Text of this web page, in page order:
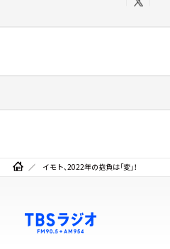
イモト、2022年の抱負は「変」！